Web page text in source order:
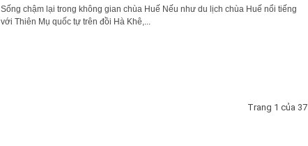
Sống chậm lại trong không gian chùa Huế Nếu như du lịch chùa Huế nổi tiếng
với Thiên Mụ quốc tự trên đồi Hà Khê,...
Trang 1 của 37